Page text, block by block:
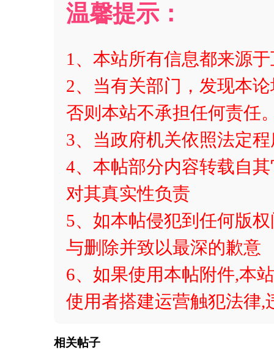
温馨提示：
1、本站所有信息都来源
2、当有关部门，发现本
否则本站不承担任何责任
3、当政府机关依照法定
4、本帖部分内容转载自
对其真实性负责
5、如本帖侵犯到任何版
与删除并致以最深的歉意
6、如果使用本帖附件,本
使用者搭建运营触犯法律,
相关帖子